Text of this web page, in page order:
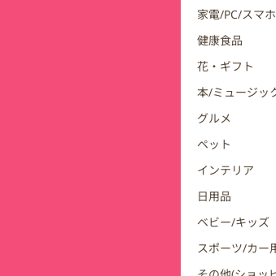
家電/PC/スマホ
健康食品
花・ギフト
本/ミュージッ
グルメ
ペット
インテリア
日用品
ベビー/キッズ
スポーツ/カー